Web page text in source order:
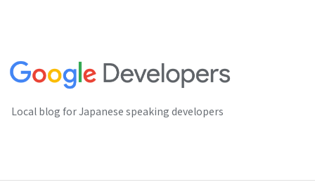
Local blog for Japanese speaking developers